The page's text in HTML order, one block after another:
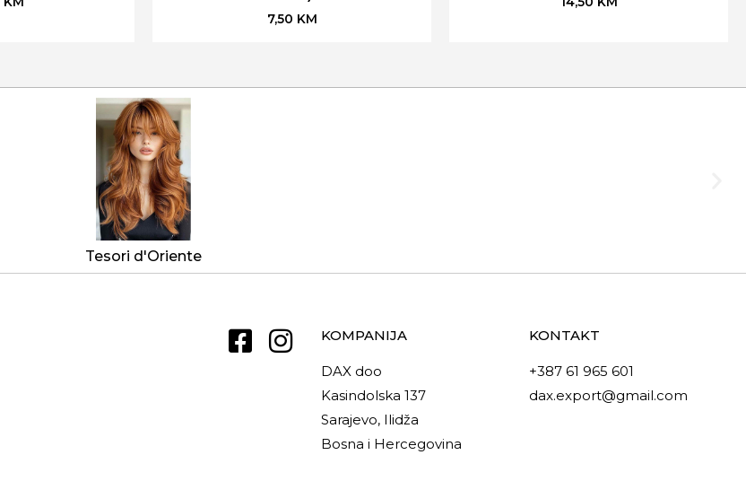
7,50 KM
Tesori d'Oriente
KOMPANIJA
DAX doo
Kasindolska 137
Sarajevo, Ilidža
Bosna i Hercegovina
KONTAKT
+387 61 965 601
dax.export@gmail.com